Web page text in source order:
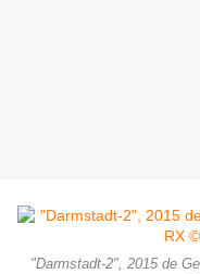
"Darmstadt-2", 2015 de